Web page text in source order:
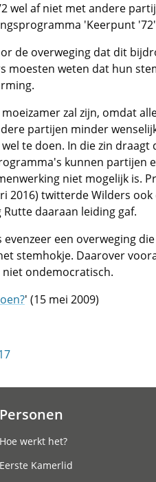
wel af niet met andere
'Keerpunt
de overweging dat dit
moesten weten dat hun
zal zijn, omdat
partijen minder
te doen. In die zin draagt
kunnen partijen
niet mogelijk is.
2016) twitterde Wilders ook
daaraan leiding gaf.
een overweging
stemhokje. Daarover
ondemocratisch.
' (15 mei 2009)
Personen
Hoe werkt het?
Eerste Kamerlid